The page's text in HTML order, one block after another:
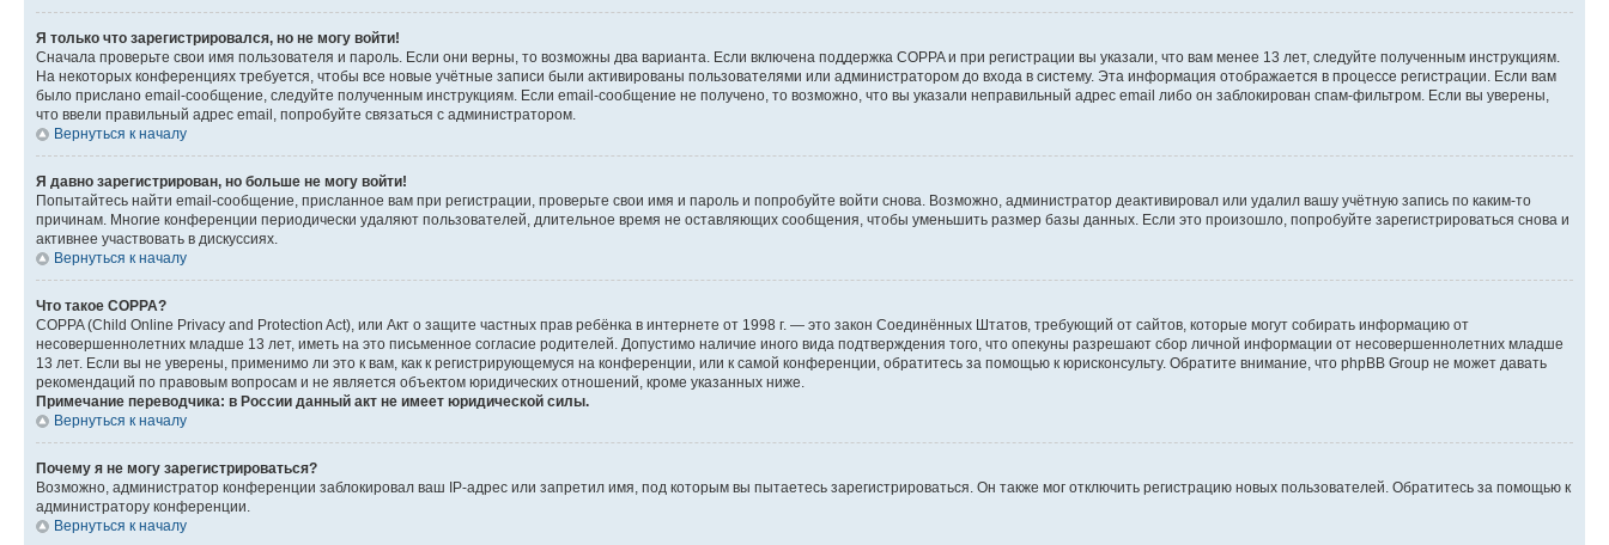
Я только что зарегистрировался, но не могу войти!
Сначала проверьте свои имя пользователя и пароль. Если они верны, то возможны два варианта. Если включена поддержка COPPA и при регистрации вы указали, что вам менее 13 лет, следуйте полученным инструкциям.
На некоторых конференциях требуется, чтобы все новые учётные записи были активированы пользователями или администратором до входа в систему. Эта информация отображается в процессе регистрации. Если вам
было прислано email-сообщение, следуйте полученным инструкциям. Если email-сообщение не получено, то возможно, что вы указали неправильный адрес email либо он заблокирован спам-фильтром. Если вы уверены,
что ввели правильный адрес email, попробуйте связаться с администратором.
Вернуться к началу
Я давно зарегистрирован, но больше не могу войти!
Попытайтесь найти email-сообщение, присланное вам при регистрации, проверьте свои имя и пароль и попробуйте войти снова. Возможно, администратор деактивировал или удалил вашу учётную запись по каким-то
причинам. Многие конференции периодически удаляют пользователей, длительное время не оставляющих сообщения, чтобы уменьшить размер базы данных. Если это произошло, попробуйте зарегистрироваться снова и
активнее участвовать в дискуссиях.
Вернуться к началу
Что такое COPPA?
COPPA (Child Online Privacy and Protection Act), или Акт о защите частных прав ребёнка в интернете от 1998 г. — это закон Соединённых Штатов, требующий от сайтов, которые могут собирать информацию от
несовершеннолетних младше 13 лет, иметь на это письменное согласие родителей. Допустимо наличие иного вида подтверждения того, что опекуны разрешают сбор личной информации от несовершеннолетних младше
13 лет. Если вы не уверены, применимо ли это к вам, как к регистрирующемуся на конференции, или к самой конференции, обратитесь за помощью к юрисконсульту. Обратите внимание, что phpBB Group не может давать
рекомендаций по правовым вопросам и не является объектом юридических отношений, кроме указанных ниже.
Примечание переводчика: в России данный акт не имеет юридической силы.
Вернуться к началу
Почему я не могу зарегистрироваться?
Возможно, администратор конференции заблокировал ваш IP-адрес или запретил имя, под которым вы пытаетесь зарегистрироваться. Он также мог отключить регистрацию новых пользователей. Обратитесь за помощью к
администратору конференции.
Вернуться к началу